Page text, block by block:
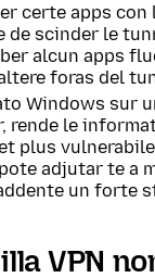
certe apps con
scinder le
alcun apps
foras del
Windows sur
rende le
plus vulnerabile
adjutar te a
un forte
VPN